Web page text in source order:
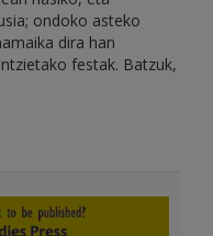
ondoko asteko
dira han
festak. Batzuk,